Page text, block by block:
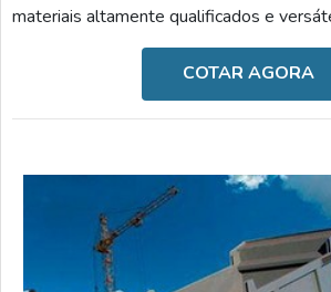
materiais altamente qualificados e
desempenham a sua função com a
benefícios, o valor torna-se o fator
IMPORTÂNCIA DO DISPOSITIVO NO
principais causas de um tombamento de
laterais fortes, tr
COTAR AGORA